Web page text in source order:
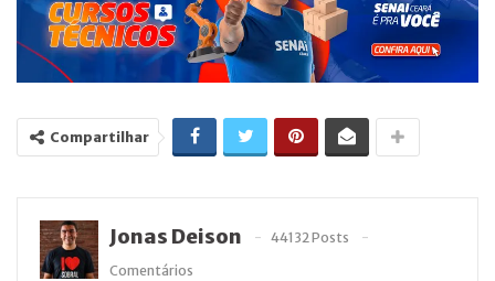
Compartilhar
Jonas Deison
44132 Posts
Comentários